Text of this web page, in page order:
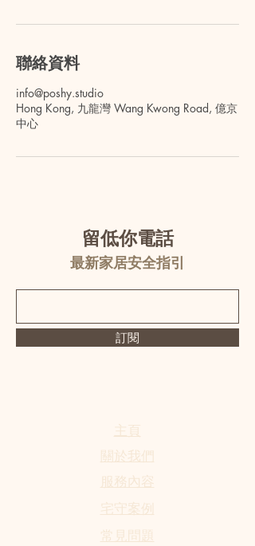
聯絡資料
info@poshy.studio
Hong Kong, 九龍灣 Wang Kwong Road, 億京
中心
留低你電話
最新家居安全指引
訂閱
​主頁
關於我們
服務內容
宅守案例
​常見問題